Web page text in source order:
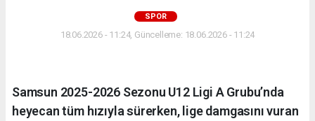
SPOR
18.06.2026 - 11:24, Güncelleme: 18.06.2026 - 11:24
Samsun 2025-2026 Sezonu U12 Ligi A Grubu’nda
heyecan tüm hızıyla sürerken, lige damgasını vuran